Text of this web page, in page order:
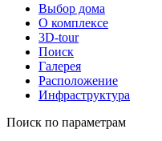
Выбор дома
О комплексе
3D-tour
Поиск
Галерея
Расположение
Инфраструктура
Поиск по параметрам